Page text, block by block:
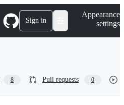
Sign in
Appearance
settings
8 Pull requests 0